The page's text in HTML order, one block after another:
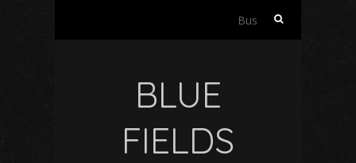
Buscar:
BLUE
FIELDS